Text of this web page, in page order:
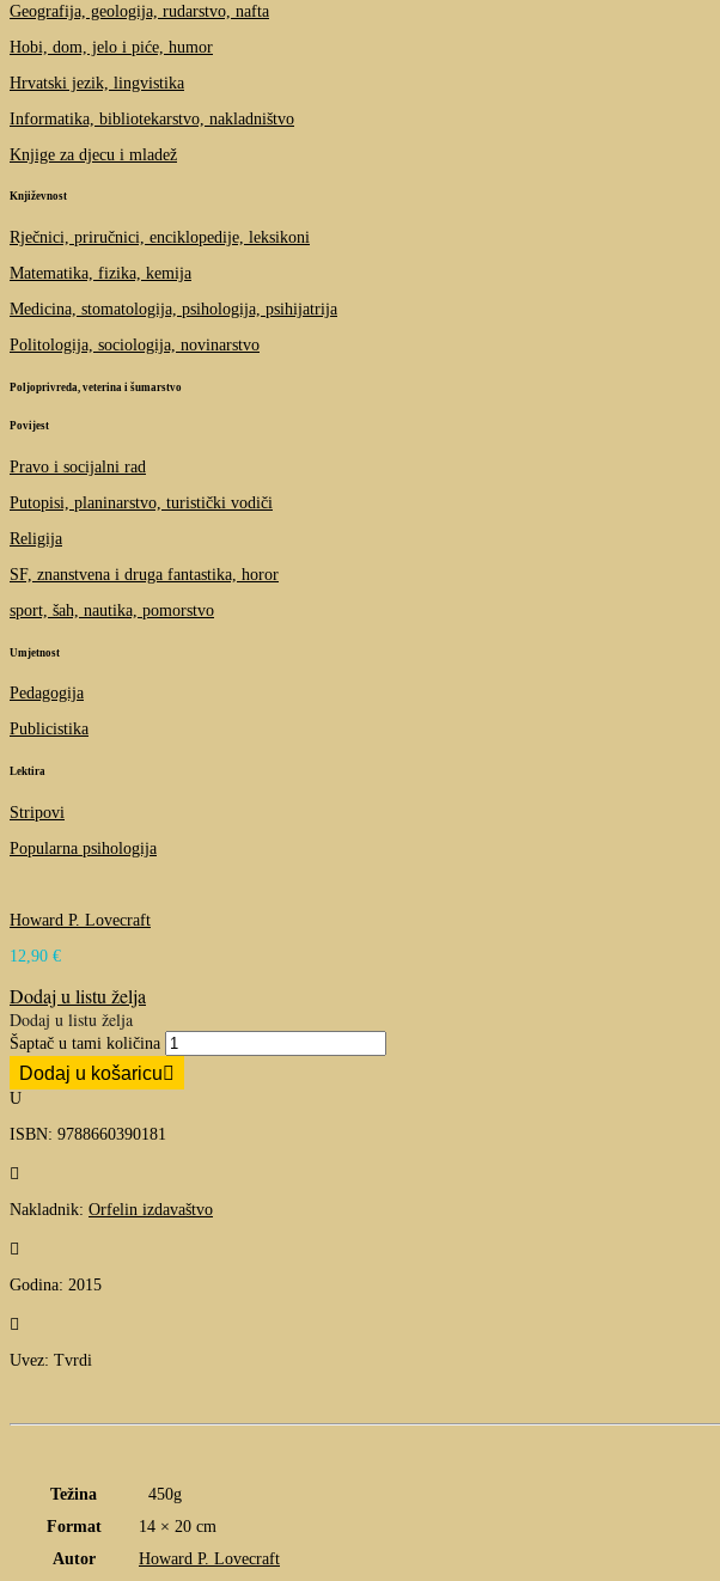
Geografija, geologija, rudarstvo, nafta
Hobi, dom, jelo i piće, humor
Hrvatski jezik, lingvistika
Informatika, bibliotekarstvo, nakladništvo
Knjige za djecu i mladež
Književnost
Rječnici, priručnici, enciklopedije, leksikoni
Matematika, fizika, kemija
Medicina, stomatologija, psihologija, psihijatrija
Politologija, sociologija, novinarstvo
Poljoprivreda, veterina i šumarstvo
Povijest
Pravo i socijalni rad
Putopisi, planinarstvo, turistički vodiči
Religija
SF, znanstvena i druga fantastika, horor
sport, šah, nautika, pomorstvo
Umjetnost
Pedagogija
Publicistika
Lektira
Stripovi
Popularna psihologija
Howard P. Lovecraft
12,90 €
Dodaj u listu želja
Dodaj u listu želja
Šaptač u tami količina
Dodaj u košaricu
U
ISBN: 9788660390181

Nakladnik: Orfelin izdavaštvo

Godina: 2015

Uvez: Tvrdi
Težina
450g
Format
14 × 20 cm
Autor
Howard P. Lovecraft